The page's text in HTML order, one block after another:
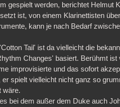
gespielt werden, berichtet Helmut
ist, von einem Klarinettisten
kann je nach Bedarf
Tail' ist da vielleicht die
Changes' basiert. Berühmt
improvisierte und das sofort
spielt vielleicht nicht ganz so
wäre.
bei dem außer dem Duke auch